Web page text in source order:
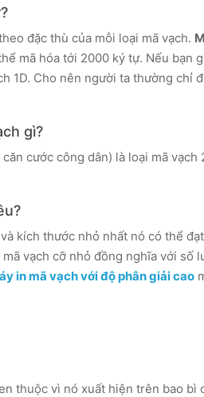
đặc thù của mỗi loại mã vạch.
mã hóa tới 2000 ký tự. Nếu bạn
1D. Cho nên người ta thường chỉ
gì?
cước công dân) là loại mã vạch
kích thước nhỏ nhất nó có thể
vạch cỡ nhỏ đồng nghĩa với số
in mã vạch với độ phân giải cao
thuộc vì nó xuất hiện trên bao bì